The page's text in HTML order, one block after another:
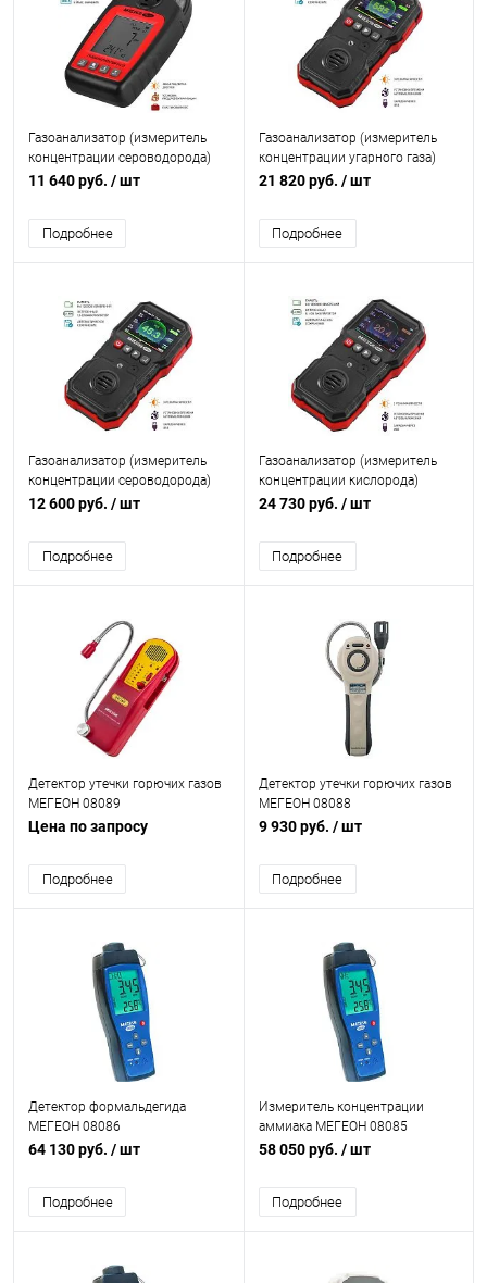
Газоанализатор (измеритель
концентрации сероводорода)
МЕГЕОН 08011
11 640 руб. / шт
Подробнее
Газоанализатор (измеритель
концентрации угарного газа)
МЕГЕОН 08008
21 820 руб. / шт
Подробнее
Газоанализатор (измеритель
концентрации сероводорода)
МЕГЕОН 08007
12 600 руб. / шт
Подробнее
Газоанализатор (измеритель
концентрации кислорода)
МЕГЕОН 08004
24 730 руб. / шт
Подробнее
Детектор утечки горючих газов
МЕГЕОН 08089
Цена по запросу
Подробнее
Детектор утечки горючих газов
МЕГЕОН 08088
9 930 руб. / шт
Подробнее
Детектор формальдегида
МЕГЕОН 08086
64 130 руб. / шт
Подробнее
Измеритель концентрации
аммиака МЕГЕОН 08085
58 050 руб. / шт
Подробнее